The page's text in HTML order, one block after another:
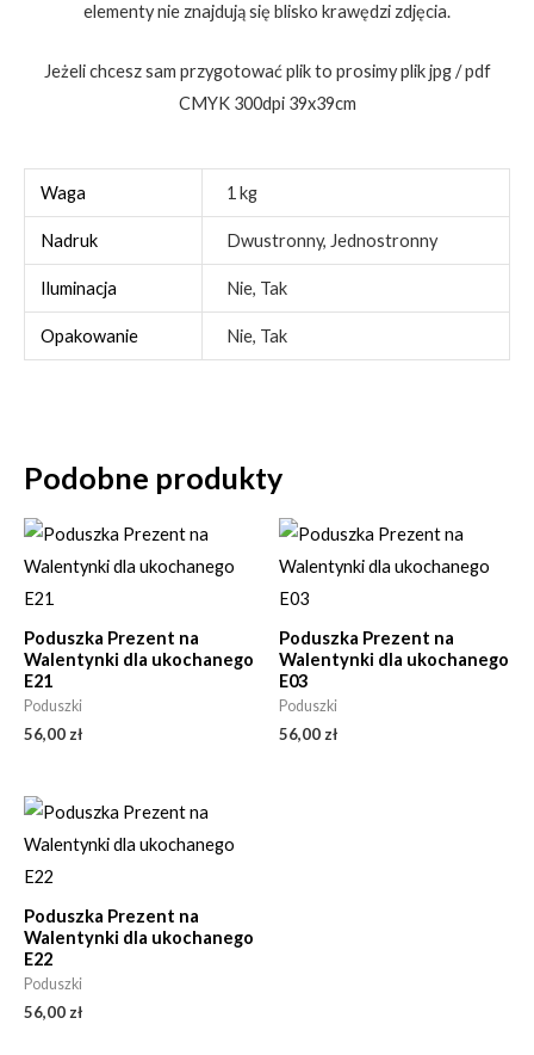
elementy nie znajdują się blisko krawędzi zdjęcia.
Jeżeli chcesz sam przygotować plik to prosimy plik jpg / pdf
CMYK 300dpi 39x39cm
Waga 1 kg
Nadruk Dwustronny, Jednostronny
Iluminacja Nie, Tak
Opakowanie Nie, Tak
Podobne produkty
Poduszka Prezent na
Walentynki dla ukochanego
E21
Poduszki
56,00 zł
Poduszka Prezent na
Walentynki dla ukochanego
E03
Poduszki
56,00 zł
Poduszka Prezent na
Walentynki dla ukochanego
E22
Poduszki
56,00 zł